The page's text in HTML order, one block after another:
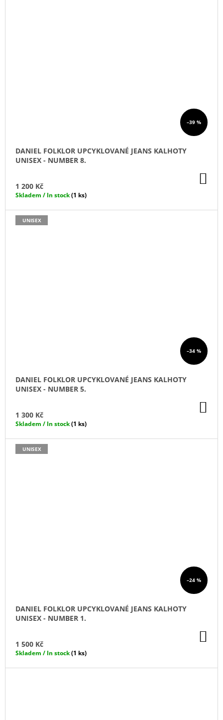
–39 %
DANIEL FOLKLOR UPCYKLOVANÉ JEANS KALHOTY
UNISEX - NUMBER 8.
1 200 Kč
Skladem / In stock(1 ks)
–34 %
UNISEX
DANIEL FOLKLOR UPCYKLOVANÉ JEANS KALHOTY
UNISEX - NUMBER 5.
1 300 Kč
Skladem / In stock(1 ks)
–24 %
UNISEX
DANIEL FOLKLOR UPCYKLOVANÉ JEANS KALHOTY
UNISEX - NUMBER 1.
1 500 Kč
Skladem / In stock(1 ks)